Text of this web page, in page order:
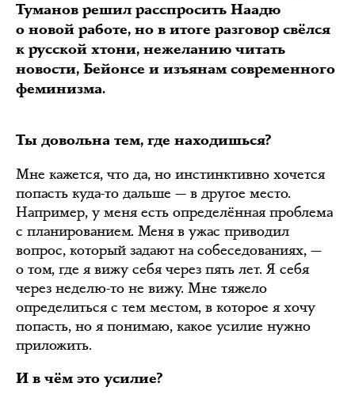
Туманов решил расспросить Наадю
о новой работе, но в итоге разговор свёлся
к русской хтони, нежеланию читать
новости, Бейонсе и изъянам современного
феминизма.
Ты довольна тем, где находишься?
Мне кажется, что да, но инстинктивно хочется
попасть куда-то дальше — в другое место.
Например, у меня есть определённая проблема
с планированием. Меня в ужас приводил
вопрос, который задают на собеседованиях, —
о том, где я вижу себя через пять лет. Я себя
через неделю-то не вижу. Мне тяжело
определиться с тем местом, в которое я хочу
попасть, но я понимаю, какое усилие нужно
приложить.
И в чём это усилие?